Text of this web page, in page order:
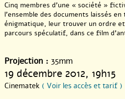
Cinq membres d’une « société »
l’ensemble des documents laissés
énigmatique, leur trouver un ordre
parcours spéculatif, dans ce film
Projection : 35mm
19 décembre 2012, 19h15
Cinematek ( Voir les accès et tarif )